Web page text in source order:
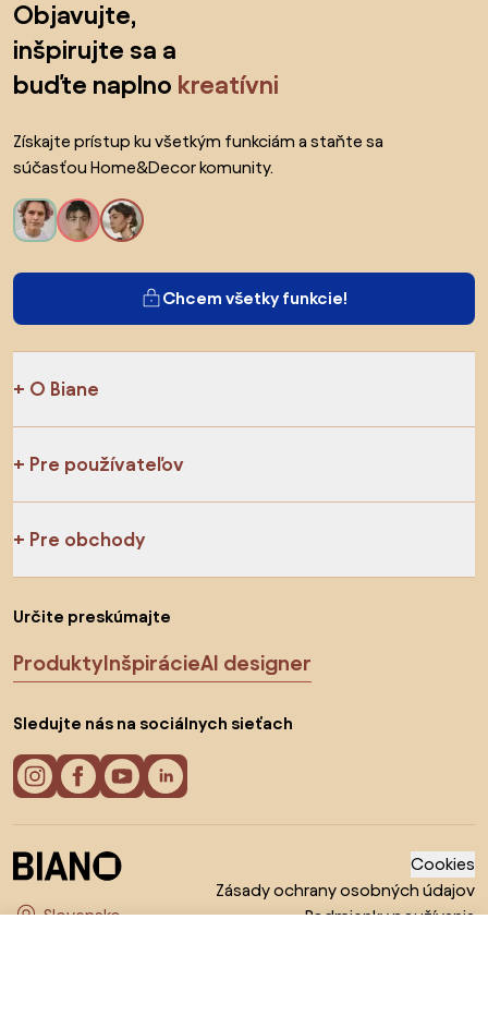
Objavujte,
inšpirujte sa a
buďte naplno kreatívni
Získajte prístup ku všetkým funkciám a staňte sa
súčasťou Home&Decor komunity.
Chcem všetky funkcie!
O Biane
Pre používateľov
Pre obchody
Určite preskúmajte
ProduktyInšpirácieAI designer
Sledujte nás na sociálnych sieťach
Cookies
Zásady ochrany osobných údajov
Podmienky používania